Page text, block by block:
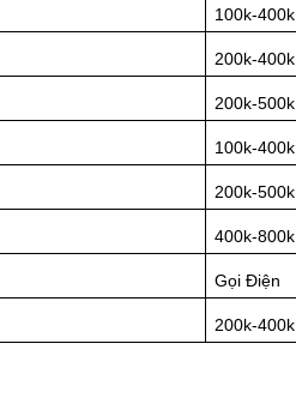
100k-400k
200k-400k
200k-500k
100k-400k
200k-500k
400k-800k
Gọi Điện
200k-400k